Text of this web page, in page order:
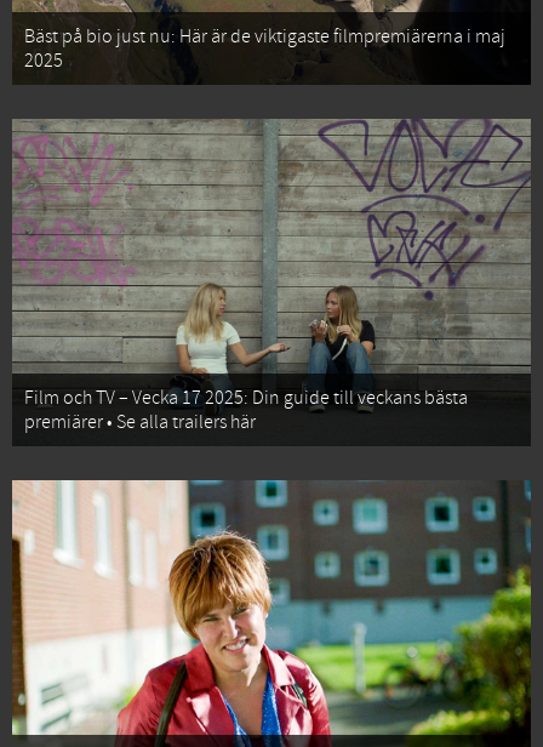
Bäst på bio just nu: Här är de viktigaste filmpremiärerna i maj
2025
Film och TV – Vecka 17 2025: Din guide till veckans bästa
premiärer • Se alla trailers här